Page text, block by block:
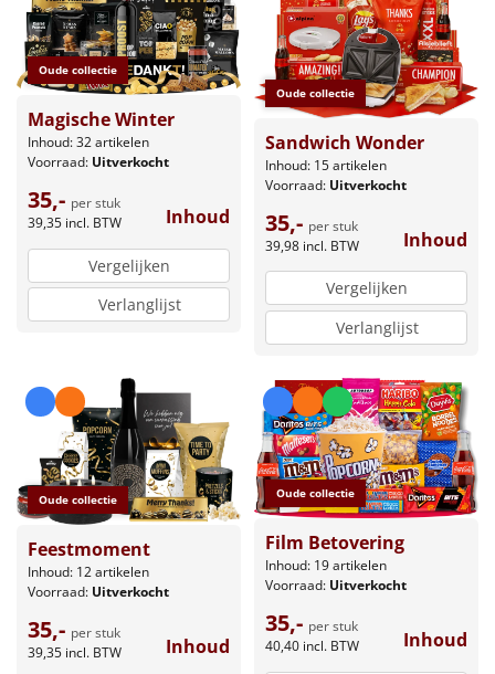
Oude collectie
Magische Winter
Inhoud: 32 artikelen
Voorraad: Uitverkocht
35,- per stuk
39,35 incl. BTW Inhoud
Vergelijken
Verlanglijst
Oude collectie
Sandwich Wonder
Inhoud: 15 artikelen
Voorraad: Uitverkocht
35,- per stuk
39,98 incl. BTW Inhoud
Vergelijken
Verlanglijst
Oude collectie
Feestmoment
Inhoud: 12 artikelen
Voorraad: Uitverkocht
35,- per stuk
39,35 incl. BTW Inhoud
Oude collectie
Film Betovering
Inhoud: 19 artikelen
Voorraad: Uitverkocht
35,- per stuk
40,40 incl. BTW Inhoud